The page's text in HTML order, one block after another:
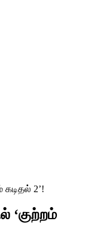
கடிதல் 2’!
‘குற்றம்